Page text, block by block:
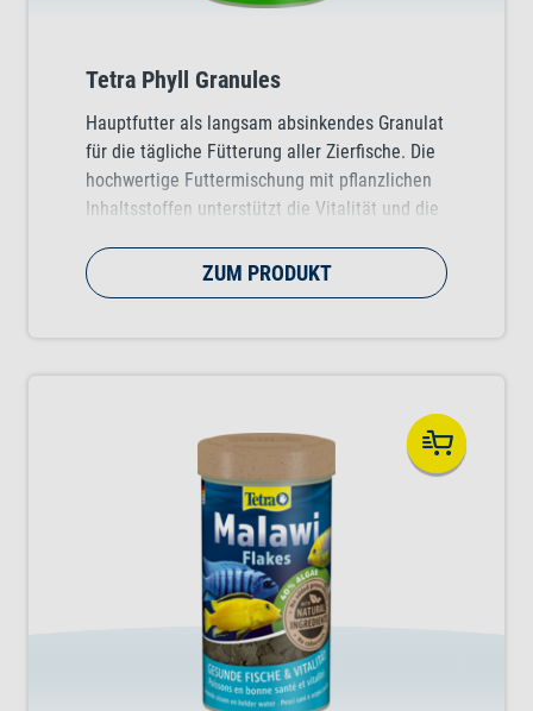
Tetra Phyll Granules
Hauptfutter als langsam absinkendes Granulat
für die tägliche Fütterung aller Zierfische. Die
hochwertige Futtermischung mit pflanzlichen
Inhaltsstoffen unterstützt die Vitalität und die
ZUM PRODUKT